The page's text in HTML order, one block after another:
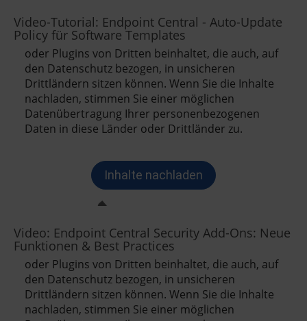
Video-Tutorial: Endpoint Central - Auto-Update
Policy für Software Templates
Video: Endpoint Central Security Add-Ons: Neue
Funktionen & Best Practices